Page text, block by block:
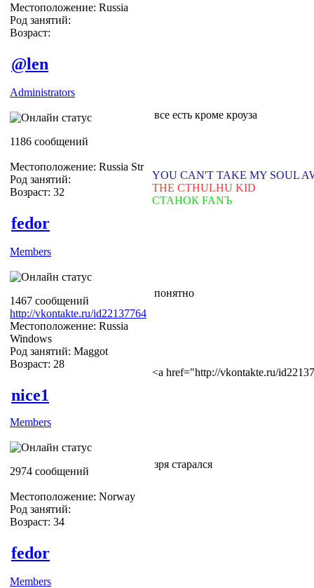
Местоположение: Russia
Род занятий:
Возраст:
@len
Administrators
1186 сообщений
Местоположение: Russia Str
Род занятий:
Возраст: 32
все есть кроме кроуза
YOU CAN'T TAKE MY SOUL
THE CTHULHU KID
СТАНОК FANЪ
fedor
Members
1467 сообщений
http://vkontakte.ru/id22137764
Местоположение: Russia
Windows
Род занятий: Maggot
Возраст: 28
понятно
<a href="http://vkontakte.ru/
nice1
Members
2974 сообщений
Местоположение: Norway
Род занятий:
Возраст: 34
зря старался
fedor
Members